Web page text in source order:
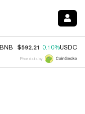
BNB $592.21 0.10%USDC
Price data by